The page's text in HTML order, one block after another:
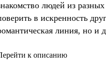
людей из
в искренность
линия, но и
привычки и ожидания
и очевидному.
к описанию